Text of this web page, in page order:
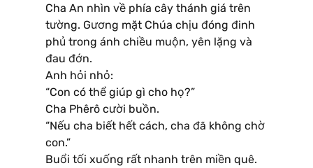
Cha An nhìn về phía cây thánh giá trên
tường. Gương mặt Chúa chịu đóng đinh
phủ trong ánh chiều muộn, yên lặng và
đau đớn.
Anh hỏi nhỏ:
“Con có thể giúp gì cho họ?”
Cha Phêrô cười buồn.
“Nếu cha biết hết cách, cha đã không chờ
con.”
Buổi tối xuống rất nhanh trên miền quê.